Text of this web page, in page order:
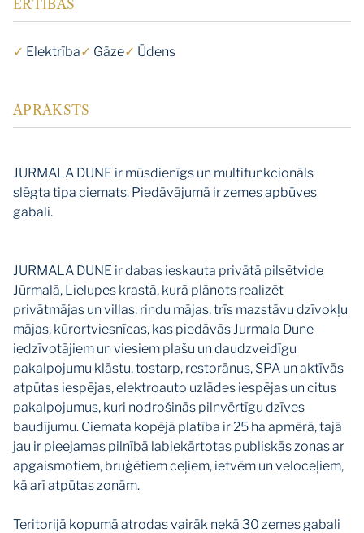
ĒRTĪBAS
✓ Elektrība✓ Gāze✓ Ūdens
APRAKSTS
JURMALA DUNE ir mūsdienīgs un multifunkcionāls
slēgta tipa ciemats. Piedāvājumā ir zemes apbūves
gabali.
JURMALA DUNE ir dabas ieskauta privātā pilsētvide
Jūrmalā, Lielupes krastā, kurā plānots realizēt
privātmājas un villas, rindu mājas, trīs mazstāvu dzīvokļu
mājas, kūrortviesnīcas, kas piedāvās Jurmala Dune
iedzīvotājiem un viesiem plašu un daudzveidīgu
pakalpojumu klāstu, tostarp, restorānus, SPA un aktīvās
atpūtas iespējas, elektroauto uzlādes iespējas un citus
pakalpojumus, kuri nodrošinās pilnvērtīgu dzīves
baudījumu. Ciemata kopējā platība ir 25 ha apmērā, tajā
jau ir pieejamas pilnībā labiekārtotas publiskās zonas ar
apgaismotiem, bruģētiem ceļiem, ietvēm un veloceļiem,
kā arī atpūtas zonām.
Teritorijā kopumā atrodas vairāk nekā 30 zemes gabali